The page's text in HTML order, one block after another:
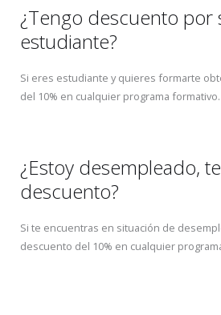
¿Tengo descuento por
estudiante?
Si eres estudiante y quieres formarte
del 10% en cualquier programa formativo.
¿Estoy desempleado,
descuento?
Si te encuentras en situación de
descuento del 10% en cualquier